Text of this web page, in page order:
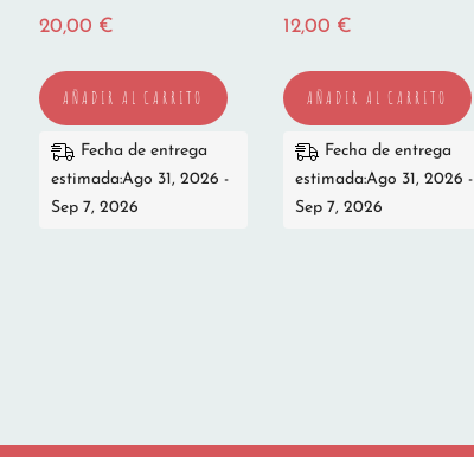
20,00 €
AÑADIR AL CARRITO
Fecha de entrega
estimada:Ago 31, 2026 -
Sep 7, 2026
12,00 €
AÑADIR AL CARRITO
Fecha de entrega
estimada:Ago 31, 2026 -
Sep 7, 2026